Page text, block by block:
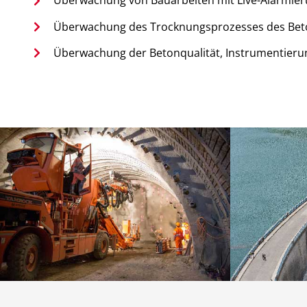
Überwachung des Trocknungsprozesses des
Überwachung der Betonqualität,